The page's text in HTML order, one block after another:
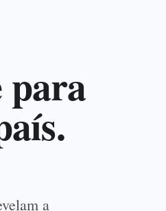
para
a